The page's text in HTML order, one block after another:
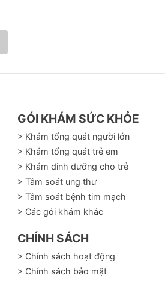
GÓI KHÁM SỨC KHỎE
> Khám tổng quát người lớn
> Khám tổng quát trẻ em
> Khám dinh dưỡng cho trẻ
> Tầm soát ung thư
> Tầm soát bệnh tim mạch
> Các gói khám khác
CHÍNH SÁCH
> Chính sách hoạt động
> Chính sách bảo mật